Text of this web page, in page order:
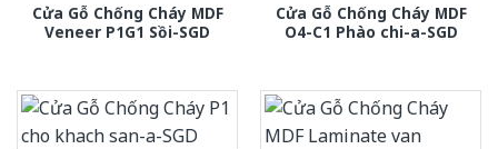
Cửa Gỗ Chống Cháy MDF
Veneer P1G1 Sồi-SGD
Cửa Gỗ Chống Cháy MDF
O4-C1 Phào chi-a-SGD